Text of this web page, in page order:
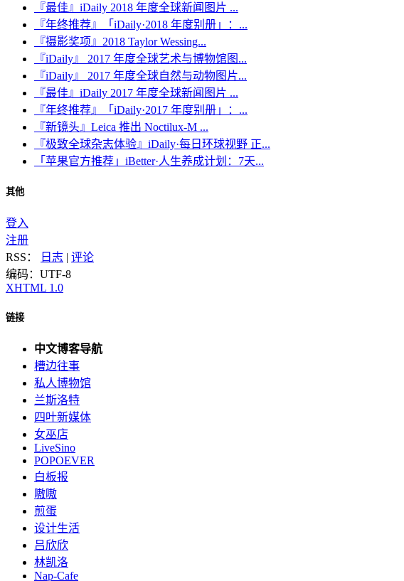
『最佳』iDaily 2018 年度全球新闻图片 ...
『年终推荐』「iDaily·2018 年度别册」：...
『摄影奖项』2018 Taylor Wessing...
『iDaily』 2017 年度全球艺术与博物馆图...
『iDaily』 2017 年度全球自然与动物图片...
『最佳』iDaily 2017 年度全球新闻图片 ...
『年终推荐』「iDaily·2017 年度别册」：...
『新镜头』Leica 推出 Noctilux-M ...
『极致全球杂志体验』iDaily·每日环球视野 正...
「苹果官方推荐」iBetter·人生养成计划：7天...
其他
登入
注册
RSS：
日志 | 评论
编码：UTF-8
XHTML 1.0
链接
中文博客导航
槽边往事
私人博物馆
兰斯洛特
四叶新媒体
女巫店
LiveSino
POPOEVER
白板报
嗷嗷
煎蛋
设计生活
吕欣欣
林凯洛
Nap-Cafe